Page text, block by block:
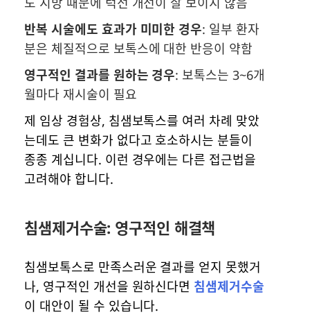
반복 시술에도 효과가 미미한 경우: 일부 환자
분은 체질적으로 보톡스에 대한 반응이 약함
영구적인 결과를 원하는 경우: 보톡스는 3~6개
월마다 재시술이 필요
제 임상 경험상, 침샘보톡스를 여러 차례 맞았
는데도 큰 변화가 없다고 호소하시는 분들이
종종 계십니다. 이런 경우에는 다른 접근법을
고려해야 합니다.
침샘제거수술: 영구적인 해결책
침샘보톡스로 만족스러운 결과를 얻지 못했거
나, 영구적인 개선을 원하신다면 침샘제거수술
이 대안이 될 수 있습니다.